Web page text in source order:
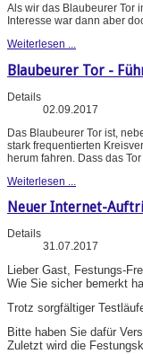
Als wir das Blaubeurer Tor
Interesse war dann aber
Weiterlesen ...
Blaubeurer Tor -
Details
02.09.2017
Das Blaubeurer Tor ist,
stark frequentierten
herum fahren. Dass das
Weiterlesen ...
Neuer Internet-
Details
31.07.2017
Lieber Gast, Festungs-
Wie Sie sicher bemerkt
Trotz sorgfältiger
Bitte haben Sie dafür
Zuletzt wird die